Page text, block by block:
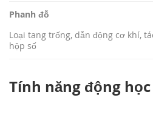
Phanh đỗ
Loại tang trống, dẫn động cơ khí,
hộp số
Tính năng động học